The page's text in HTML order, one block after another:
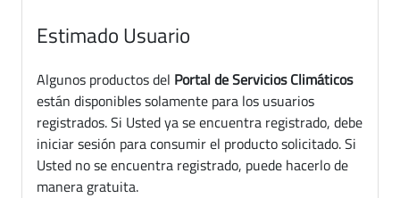
Estimado Usuario
Algunos productos del Portal de Servicios Climáticos
están disponibles solamente para los usuarios
registrados. Si Usted ya se encuentra registrado, debe
iniciar sesión para consumir el producto solicitado. Si
Usted no se encuentra registrado, puede hacerlo de
manera gratuita.